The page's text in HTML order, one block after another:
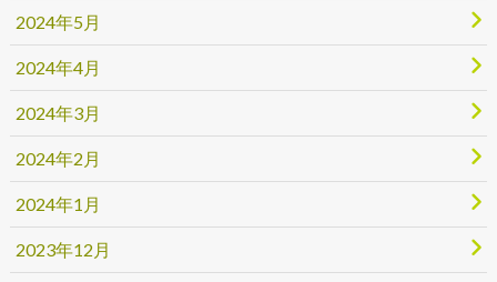
2024年5月
2024年4月
2024年3月
2024年2月
2024年1月
2023年12月